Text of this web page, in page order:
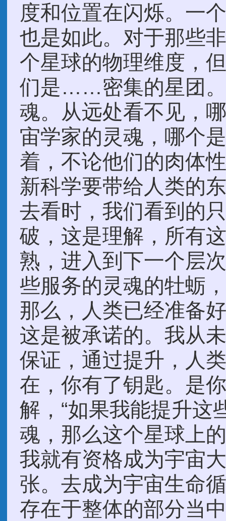
度和位置在闪烁。一
也是如此。对于那些
个星球的物理维度，
们是……密集的星团。
魂。从远处看不见，
宙学家的灵魂，哪个
着，不论他们的肉体
新科学要带给人类的
去看时，我们看到的
破，这是理解，所有
熟，进入到下一个层
些服务的灵魂的牡蛎
那么，人类已经准备
这是被承诺的。我从
保证，通过提升，人
在，你有了钥匙。是
解，“如果我能提升这
魂，那么这个星球上
我就有资格成为宇宙
张。去成为宇宙生命
存在于整体的部分当